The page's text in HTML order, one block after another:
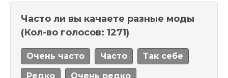
Часто ли вы качаете разные моды
(Кол-во голосов: 1271)
Очень часто Часто Так себе
Редко Очень редко